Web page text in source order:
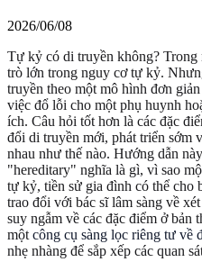
2026/06/08
Tự kỷ có di truyền không? Trong
trò lớn trong nguy cơ tự kỷ.
truyền theo một mô hình đơn
việc đổ lỗi cho một phụ huynh
ích. Câu hỏi tốt hơn là các đặc
đổi di truyền mới, phát triển sớm
nhau như thế nào. Hướng dẫn
"hereditary" nghĩa là gì, vì sao
tự kỷ, tiền sử gia đình có thể cho
trao đổi với bác sĩ lâm sàng về
suy ngẫm về các đặc điểm ở bản
một công cụ sàng lọc riêng tư về
nhẹ nhàng để sắp xếp các quan